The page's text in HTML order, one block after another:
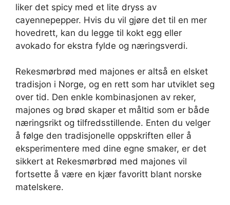
liker det spicy med et lite dryss av
cayennepepper. Hvis du vil gjøre det til en mer
hovedrett, kan du legge til kokt egg eller
avokado for ekstra fylde og næringsverdi.
Rekesmørbrød med majones er altså en elsket
tradisjon i Norge, og en rett som har utviklet seg
over tid. Den enkle kombinasjonen av reker,
majones og brød skaper et måltid som er både
næringsrikt og tilfredsstillende. Enten du velger
å følge den tradisjonelle oppskriften eller å
eksperimentere med dine egne smaker, er det
sikkert at Rekesmørbrød med majones vil
fortsette å være en kjær favoritt blant norske
matelskere.